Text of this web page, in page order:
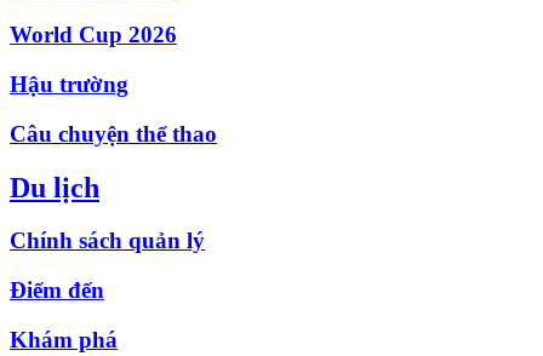
World Cup 2026
Hậu trường
Câu chuyện thể thao
Du lịch
Chính sách quản lý
Điểm đến
Khám phá